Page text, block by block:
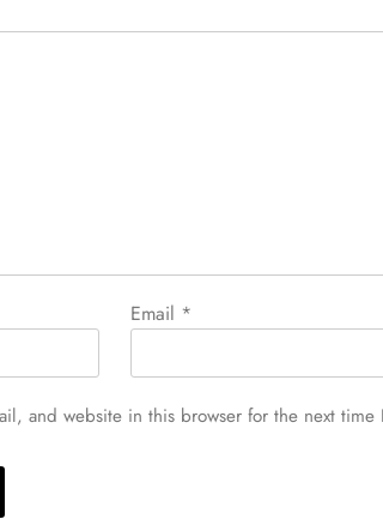
Email *
and website in this browser for the next time